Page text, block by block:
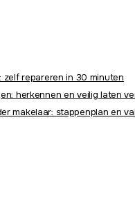
zelf repareren in 30 minuten
herkennen en veilig laten
makelaar: stappenplan en